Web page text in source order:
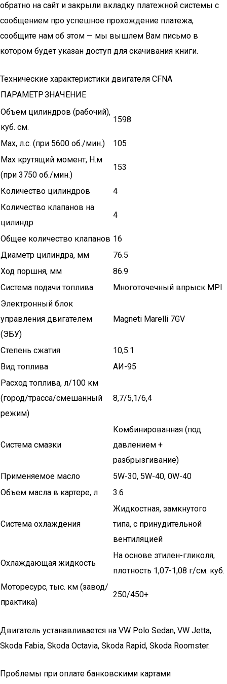
обратно на сайт и закрыли вкладку платежной системы с
сообщением про успешное прохождение платежа,
сообщите нам об этом — мы вышлем Вам письмо в
котором будет указан доступ для скачивания книги.
Технические характеристики двигателя CFNA
ПАРАМЕТРЗНАЧЕНИЕ
Объем цилиндров (рабочий),
куб. см.
1598
Мах, л.с. (при 5600 об./мин.)
105
Мах крутящий момент, Н.м
(при 3750 об./мин.)
153
Количество цилиндров
4
Количество клапанов на
цилиндр
4
Общее количество клапанов 16
Диаметр цилиндра, мм
76.5
Ход поршня, мм
86.9
Система подачи топлива
Многоточечный впрыск MPI
Электронный блок
управления двигателем
(ЭБУ)
Magneti Marelli 7GV
Степень сжатия
10,5:1
Вид топлива
АИ-95
Расход топлива, л/100 км
(город/трасса/смешанный
режим)
8,7/5,1/6,4
Система смазки
Комбинированная (под
давлением +
разбрызгивание)
Применяемое масло
5W-30, 5W-40, 0W-40
Объем масла в картере, л
3.6
Система охлаждения
Жидкостная, замкнутого
типа, с принудительной
вентиляцией
Охлаждающая жидкость
На основе этилен-гликоля,
плотность 1,07-1,08 г/см. куб.
Моторесурс, тыс. км (завод/
практика)
250/450+
Двигатель устанавливается на VW Polo Sedan, VW Jetta,
Skoda Fabia, Skoda Octavia, Skoda Rapid, Skoda Roomster.
Проблемы при оплате банковскими картами